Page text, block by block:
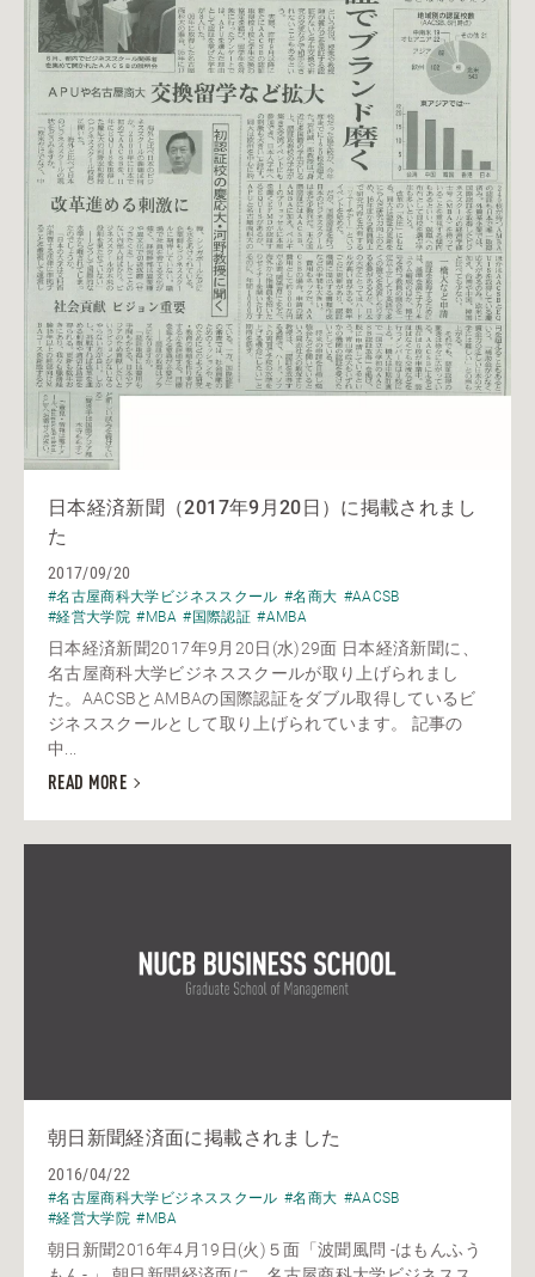
日本経済新聞（2017年9月20日）に掲載されまし
た
2017/09/20
#名古屋商科大学ビジネススクール #名商大 #AACSB
#経営大学院 #MBA #国際認証 #AMBA
日本経済新聞2017年9月20日(水)29面 日本経済新聞に、
名古屋商科大学ビジネススクールが取り上げられまし
た。AACSBとAMBAの国際認証をダブル取得しているビ
ジネススクールとして取り上げられています。 記事の
中...
READ MORE
朝日新聞経済面に掲載されました
2016/04/22
#名古屋商科大学ビジネススクール #名商大 #AACSB
#経営大学院 #MBA
朝日新聞2016年4月19日(火)５面「波聞風問 -はもんふう